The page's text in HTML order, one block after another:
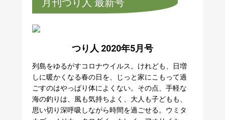
月刊つり人 最新号
つり人 2020年5月号
列島をゆるがすコロナウイルス。けれども、日増
しに暖かくなる春の日を、じっと家にこもって過
ごすのはやっぱり体によくない。その点、手軽な
海の釣りは、風も気持ちよく、大人も子どもも、
思い切り深呼吸しながら時間を過ごせる。ウミタ